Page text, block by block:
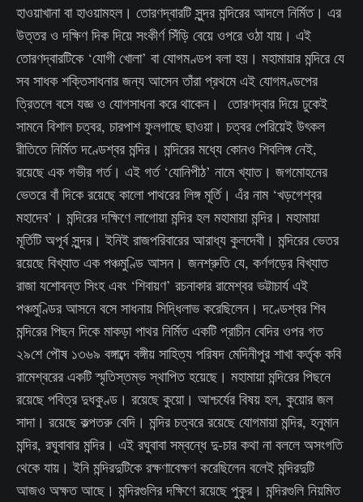
হাওয়াখানা বা হাওয়ামহল। তোরণদ্বারটি সুন্দর মন্দিরের আদলে নির্মিত। এর
উত্তর ও দক্ষিণ দিক দিয়ে সংকীর্ণ সিঁড়ি বেয়ে ওপরে ওঠা যায়। এই
তোরণদ্বারটিকে ‘যোগী খোলা’ বা যোগমণ্ডপ বলা হয়। মহামায়ার মন্দিরে যে
সব সাধক শক্তিসাধনার জন্য আসেন তাঁরা প্রথমে এই যোগমণ্ডপের
ত্রিতলে বসে যজ্ঞ ও যোগসাধনা করে থাকেন। তোরণদ্বার দিয়ে ঢুকেই
সামনে বিশাল চত্বর, চারপাশ ফুলগাছে ছাওয়া। চত্বর পেরিয়েই উৎকল
রীতিতে নির্মিত দণ্ডেশ্বর মন্দির। মন্দিরের মধ্যে কোনও শিবলিঙ্গ নেই,
রয়েছে এক গভীর গর্ত। এই গর্ত ‘যোনিপীঠ’ নামে খ্যাত। জগমোহনের
ভেতরে বাঁ দিকে রয়েছে কালো পাথরের লিঙ্গ মূর্তি। এঁর নাম ‘খড়গেশ্বর
মহাদেব’। মন্দিরের দক্ষিণে লাগোয়া মন্দির হল মহামায়া মন্দির। মহামায়া
মূর্তিটি অপূর্ব সুন্দর। ইনিই রাজপরিবারের আরাধ্য কুলদেবী। মন্দিরের ভেতর
রয়েছে বিখ্যাত এক পঞ্চমুণ্ডি আসন। জনশ্রুতি যে, কর্ণগড়ের বিখ্যাত
রাজা যশোবন্ত সিংহ এবং ‘শিবায়ণ’ রচনাকার রামেশ্বর ভট্টাচার্য এই
পঞ্চমুণ্ডির আসনে বসে সাধনায় সিদ্ধিলাভ করেছিলেন। দণ্ডেশ্বর শিব
মন্দিরের পিছন দিকে মাকড়া পাথর নির্মিত একটি প্রাচীন বেদির ওপর গত
২৯শে পৌষ ১৩৬৯ বঙ্গাব্দে বঙ্গীয় সাহিত্য পরিষদ মেদিনীপুর শাখা কর্তৃক কবি
রামেশ্বরের একটি স্মৃতিস্তম্ভ স্থাপিত হয়েছে। মহামায়া মন্দিরের পিছনে
রয়েছে পবিত্র দুধকুণ্ড। রয়েছে কুয়ো। আশ্চর্যের বিষয় হল, কুয়োর জল
সাদা। রয়েছে কল্পতরু বেদি। মন্দির চত্বরে রয়েছে যোগমায়া মন্দির, হনুমান
মন্দির, রঘুবাবার মন্দির। এই রঘুবাবা সম্বন্ধে দু-চার কথা না বললে অসংগতি
থেকে যায়। ইনি মন্দিরদুটিকে রক্ষণাবেক্ষণ করেছিলেন বলেই মন্দিরদুটি
আজও অক্ষত আছে। মন্দিরগুলির দক্ষিণে রয়েছে পুকুর। মন্দিরগুলি নিয়মিত